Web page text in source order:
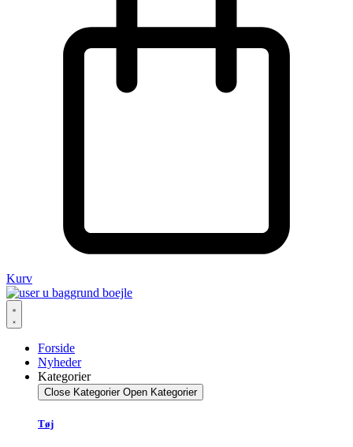
Kurv
Forside
Nyheder
Kategorier
Close Kategorier Open Kategorier
Tøj